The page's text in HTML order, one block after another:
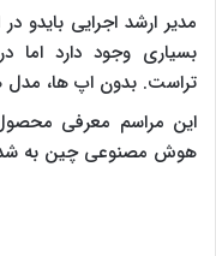
مدیر ارشد اجرایی
بسیاری وجود دارد اما
تراست. بدون اپ ها، مدل
این مراسم معرفی محصول
هوش مصنوعی چین به